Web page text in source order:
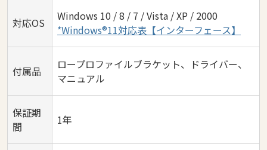
対応OS
Windows 10 / 8 / 7 / Vista / XP / 2000
*Windows®11対応表【インターフェース】
付属品
ロープロファイルブラケット、ドライバー、
マニュアル
保証期
間
1年